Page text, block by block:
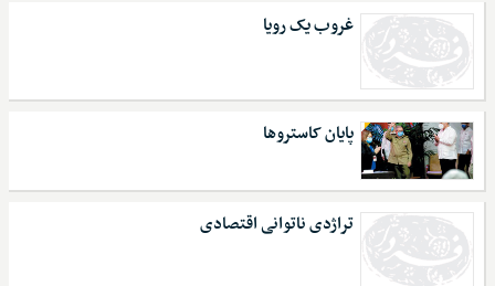
غروب یک رویا
پایان کاستروها
تراژدی ناتوانی اقتصادی